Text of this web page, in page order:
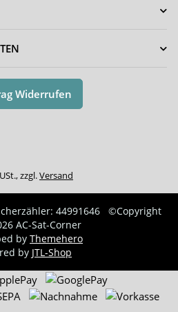
Widerrufen
zzgl.Versand
44991646
©Copyright
AC-Sat-Corner
by Themehero
by JTL-Shop